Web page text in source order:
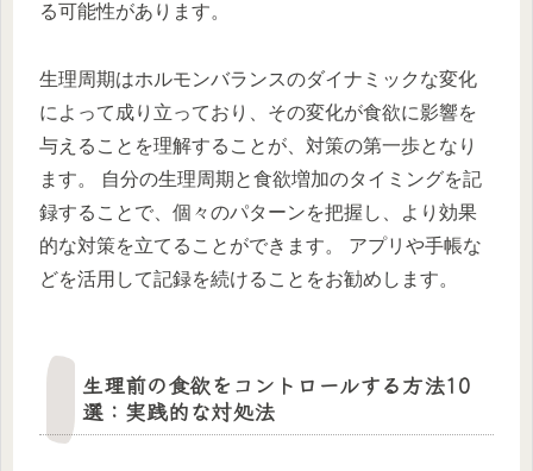
る可能性があります。
生理周期はホルモンバランスのダイナミックな変化
によって成り立っており、その変化が食欲に影響を
与えることを理解することが、対策の第一歩となり
ます。 自分の生理周期と食欲増加のタイミングを記
録することで、個々のパターンを把握し、より効果
的な対策を立てることができます。 アプリや手帳な
どを活用して記録を続けることをお勧めします。
生理前の食欲をコントロールする方法10
選：実践的な対処法